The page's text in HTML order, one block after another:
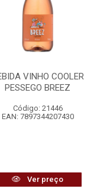
VINHO COOLER
PESSEGO BREEZ
Código: 21446
EAN: 7897344207430
Ver preço